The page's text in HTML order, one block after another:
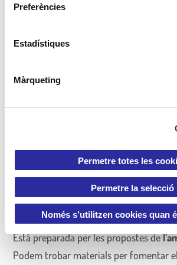
Preferències
Estadístiques
Màrqueting
Permetre totes les
Permetre la selecció
Només s’utilitzen cookies quan
Espai Simbòlic 2-3
Aquesta és una aula que acull a un dels
tres anys.
Està preparada per les propostes de
Podem trobar materials per fomentar